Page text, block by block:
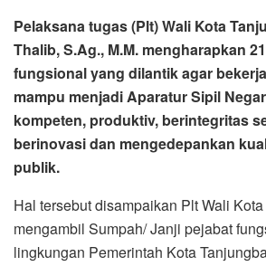
Pelaksana tugas (Plt) Wali Kota
Thalib, S.Ag., M.M. mengharapkan
fungsional yang dilantik agar
mampu menjadi Aparatur Sipil
kompeten, produktiv, berintegritas
berinovasi dan mengedepankan
publik.
Hal tersebut disampaikan Plt Wali
mengambil Sumpah/ Janji pejabat
lingkungan Pemerintah Kota